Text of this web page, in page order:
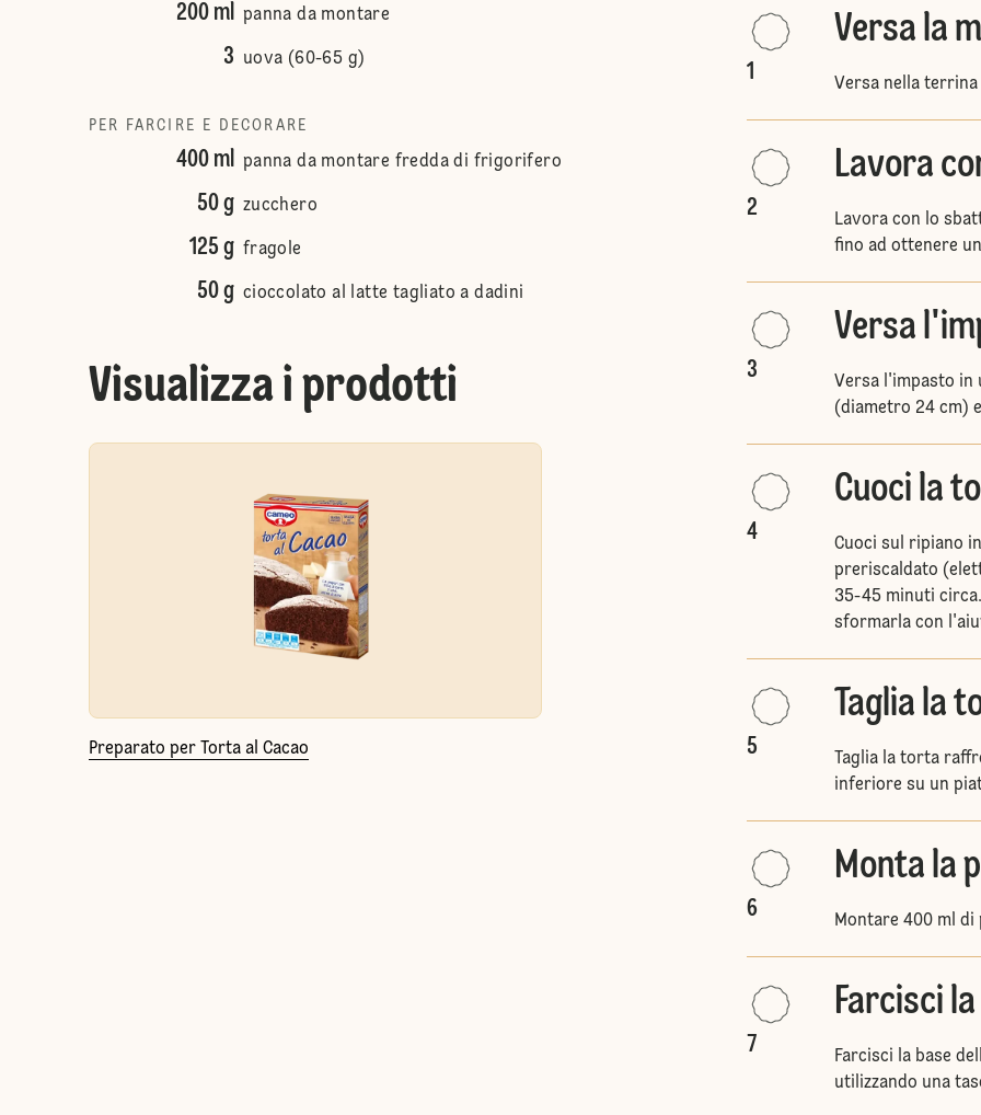
200 ml panna da montare
3 uova (60-65 g)
PER FARCIRE E DECORARE
400 ml panna da montare fredda di frigorifero
50 g zucchero
125 g fragole
50 g cioccolato al latte tagliato a dadini
Visualizza i prodotti
Preparato per Torta al Cacao
1
Versa la
Versa nella terrina
2
Lavora
Lavora con lo
fino ad ottenere
3
Versa
Versa l'impasto
(diametro 24 cm)
4
Cuoci la
Cuoci sul ripiano
preriscaldato
35-45 minuti
sformarla con
5
Taglia la
Taglia la torta
inferiore su un
6
Monta la
Montare 400 ml di
7
Farcisci
Farcisci la base
utilizzando una